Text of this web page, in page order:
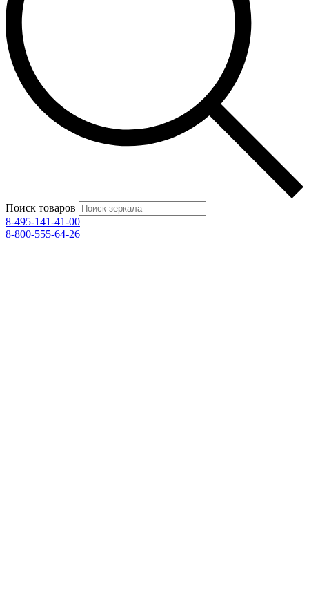
Поиск товаров
8-495-141-41-00
8-800-555-64-26